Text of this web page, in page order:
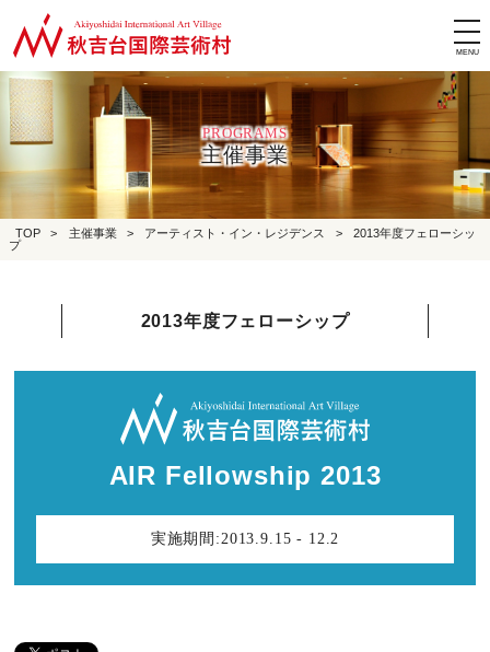
PROGRAMS
主催事業
TOP > 主催事業 > アーティスト・イン・レジデンス >
2013年度フェローシッ
プ
2013年度フェローシップ
AIR Fellowship 2013
実施期間: 2013.9.15 - 12.2